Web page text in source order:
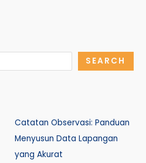
SEARCH
Catatan Observasi: Panduan
Menyusun Data Lapangan
yang Akurat